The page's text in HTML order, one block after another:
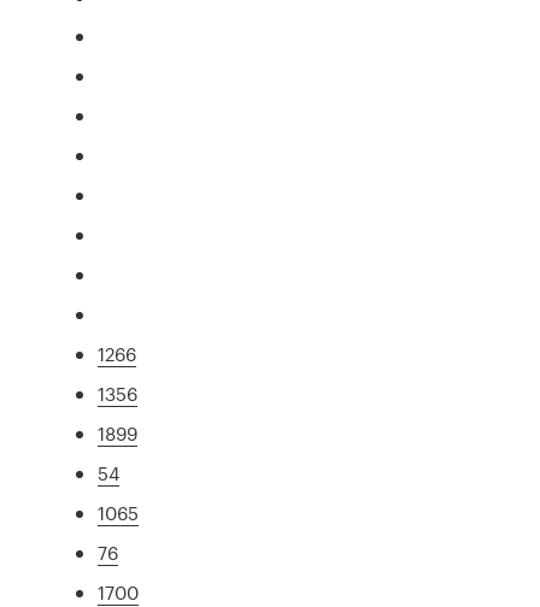
1266
1356
1899
54
1065
76
1700